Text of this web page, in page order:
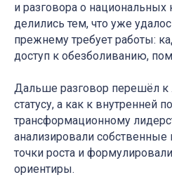
и разговора о национальных
делились тем, что уже
прежнему требует работы:
доступ к обезболиванию,
Дальше разговор перешёл к
статусу, а как к внутренней
трансформационному
анализировали собственные
точки роста и
ориентиры.